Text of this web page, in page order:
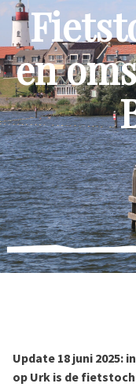
en
Update 18 juni 2025:
op Urk is de